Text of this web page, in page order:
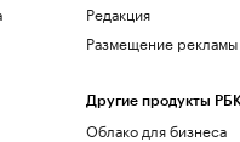
Редакция
Размещение рекламы
Другие продукты
Облако для бизнеса